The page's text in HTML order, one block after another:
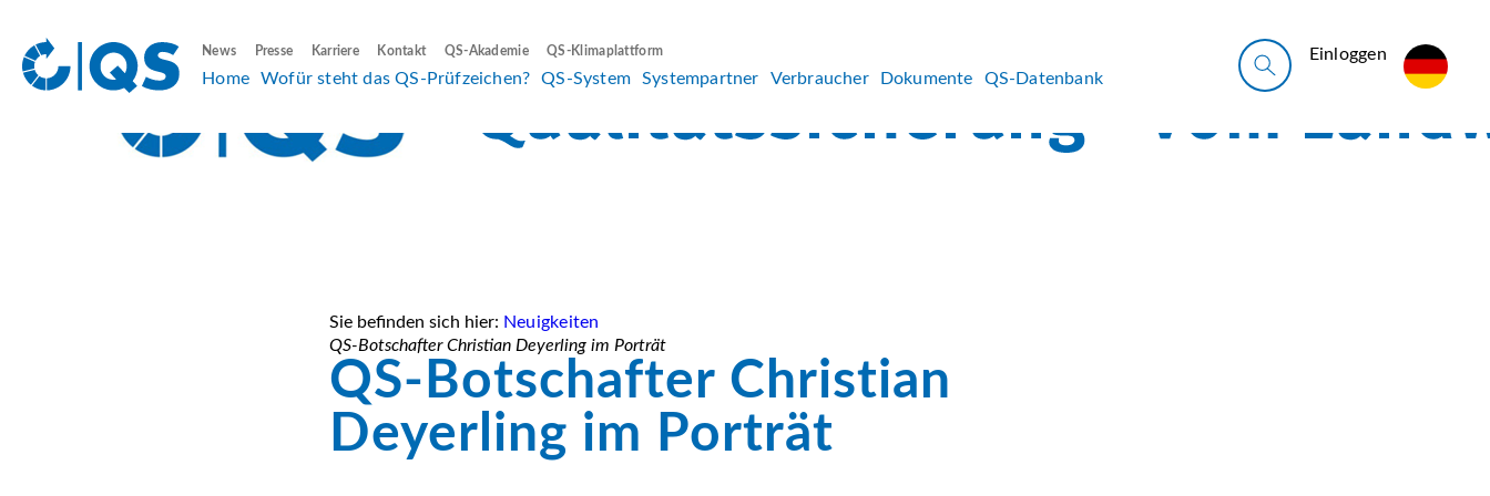
News Presse Karriere Kontakt QS-Akademie QS-Klimaplattform
Home Wofür steht das QS-Prüfzeichen? QS-System Systempartner Verbraucher Dokumente QS-Datenbank
Ein­log­gen
Sie befinden sich hier: Neuigkeiten
QS-Botschafter Christian Deyerling im Porträt
QS-Botschafter Christian
Deyerling im Porträt